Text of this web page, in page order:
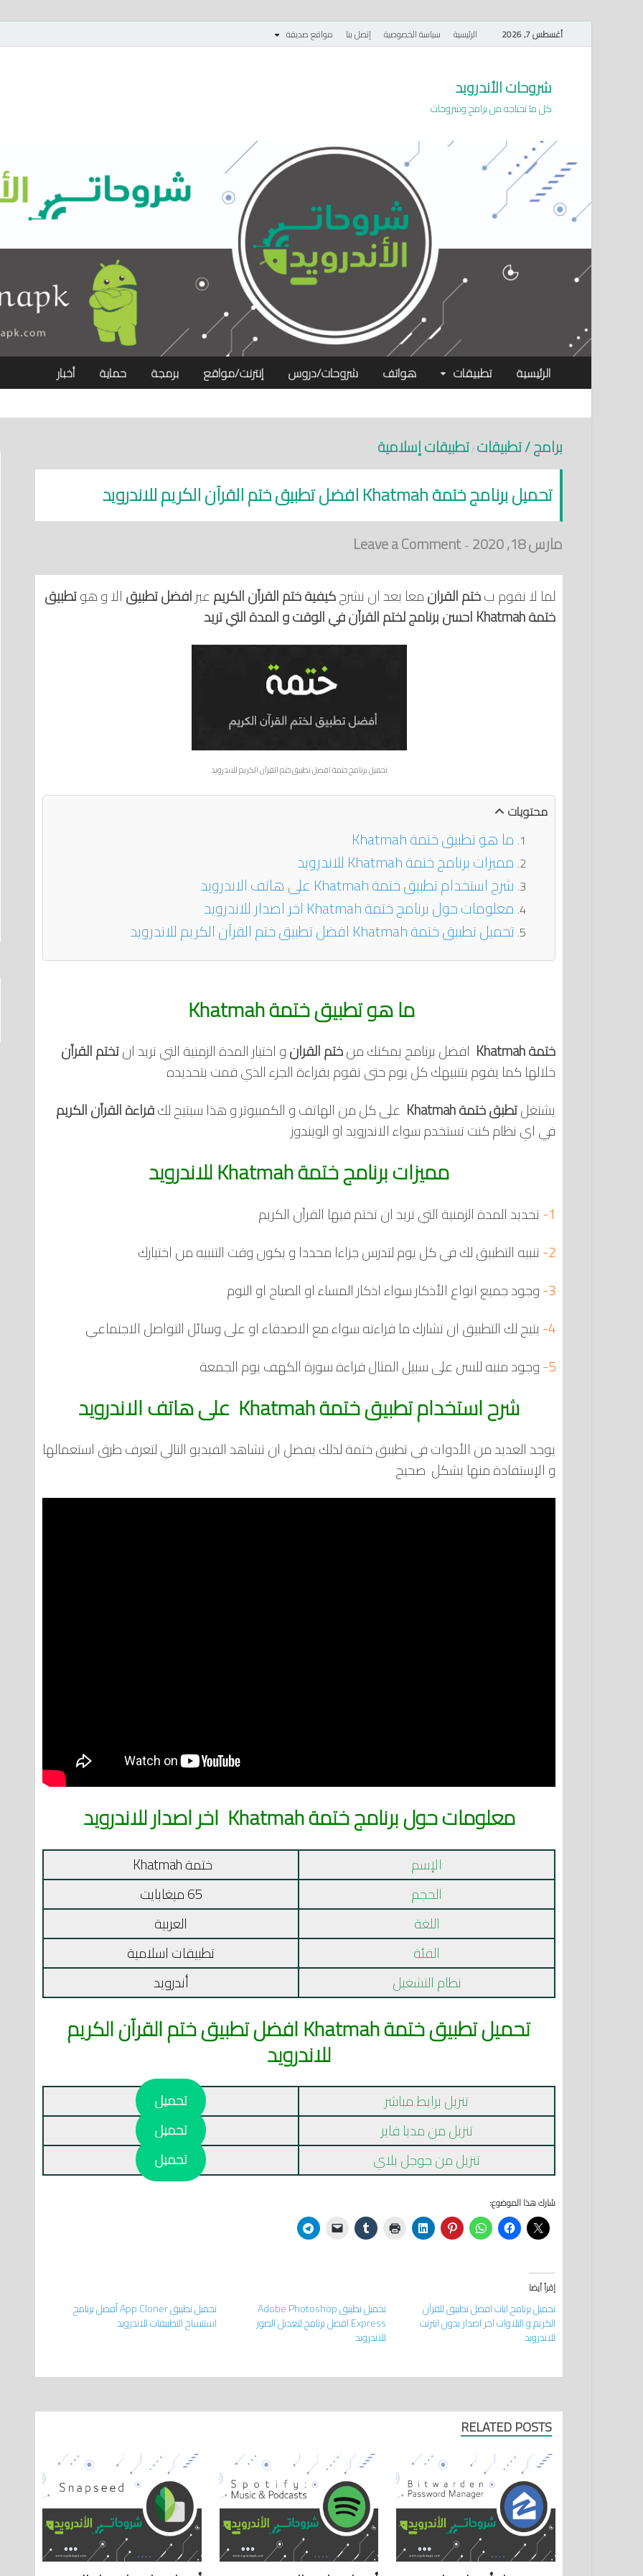
أغسطس 7, 2026 الرئيسية سياسة الخصوصية إتصل بنا مواقع صديقة
شروحات الأندرويد
كل ما تحتاجه من برامج وشروحات
الرئيسية تطبيقات هواتف شروحات/دروس إنترنت/مواقع برمجة حماية أخبار
برامج / تطبيقات / تطبيقات إسلامية
تحميل برنامج ختمة Khatmah‏ افضل تطبيق ختم القرآن الكريم للاندرويد
مارس 18, 2020 -
Leave a Comment
لما لا نقوم بختم القرانمعا بعد ان نشرحكيفية ختم القرآن الكريمعبرافضل تطبيق الا و هوتطبيق
ختمة Khatmah‏ احسن برنامج لختم القرآن في الوقت و المدة التي تريد
تحميل برنامج ختمة افضل تطبيق ختم القرآن الكريم للاندرويد
محتويات
ما هو تطبيق ختمة Khatmah‏
مميزات برنامج ختمة Khatmah‏ للاندرويد
شرح استخدام تطبيق ختمة Khatmah‏ على هاتف الاندرويد
معلومات حول برنامج ختمة Khatmah‏ اخر اصدار للاندرويد
تحميل تطبيق ختمة Khatmah‏ افضل تطبيق ختم القرآن الكريم للاندرويد
ما هو تطبيق ختمة Khatmah‏
ختمة Khatmah ‏ افضل برنامج يمكنك منختم القرانو اختيار المدة الزمنية التي تريد انتختم القرآن
خلالها كما يقوم بتنبيهك كل يوم حتى تقوم بقراءة الجزء الذي قمت بتحديده
يشتغلتطبق ختمة Khatmah ‏ على كل من الهاتف و الكمبيوتر و هذا سيتيح لكقراءة القرآن الكريم
في اي نظام كنت تستخدم سواء الاندرويد او الويندوز
مميزات برنامج ختمة Khatmah‏ للاندرويد
1- تحديد المدة الزمنية التي تريد ان تختم فيها القرآن الكريم
2- تنبيه التطبيق لك في كل يوم لتدرس جزاءا محددا و يكون وقت التنبيه من اختيارك
3- وجود جميع انواع الأذكار سواء اذكار المساء او الصباح او النوم
4- يتيح لك التطبيق ان تشارك ما قراءته سواء مع الاصدقاء او على وسائل التواصل الاجتماعي
5- وجود منبه للسن على سبيل المثال قراءة سورة الكهف يوم الجمعة
شرح استخدام تطبيق ختمة Khatmah‏ على هاتف الاندرويد
يوجد العديد من الأدوات في تطببق ختمة لذلك يفضل ان تشاهد الفيديو التالي لتعرف طرق استعمالها
و الإستفادة منها بشكل صحيح
معلومات حول برنامج ختمة Khatmah‏ اخر اصدار للاندرويد
الإسم
ختمة Khatmah‏
الحجم
65 ميغابايت
اللغة
العربية
الفئة
تطبيقات اسلامية
نظام التشغيل
أندرويد
تحميل تطبيق ختمة Khatmah‏ افضل تطبيق ختم القرآن الكريم
للاندرويد
تنزيل برابط مباشر تحميل
تنزيل من مديا فاير تحميل
تنزيل من جوجل بلاي تحميل
شارك هذا الموضوع:
إقرأ أيضا
تحميل برنامج ايات افضل تطبيق للقرآن
الكريم و التلاوات اخر اصدار بدون انترنت
للاندرويد
تحميل تطبيق Adobe Photoshop
Express افضل برنامج لتعديل الصور
للاندرويد
تحميل تطبيق App Cloner أفضل برنامج
استنساخ التطبيقات للاندرويد
RELATED POSTS